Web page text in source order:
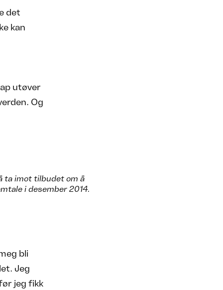
det
kan
utøver
Og
ta imot tilbudet om å
i desember 2014.
bli
Jeg
jeg fikk